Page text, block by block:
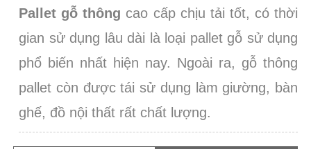
Pallet gỗ thông cao cấp chịu tải tốt, có thời
gian sử dụng lâu dài là loại pallet gỗ sử dụng
phổ biến nhất hiện nay. Ngoài ra, gỗ thông
pallet còn được tái sử dụng làm giường, bàn
ghế, đồ nội thất rất chất lượng.